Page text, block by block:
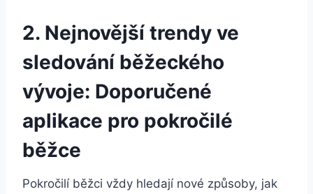
2. Nejnovější trendy ve
sledování běžeckého
vývoje: Doporučené
aplikace pro pokročilé
běžce
Pokročilí běžci vždy hledají nové způsoby, jak